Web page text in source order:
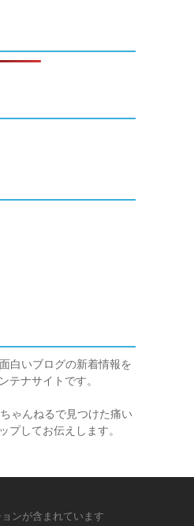
面白いブログの新着情報を
テナサイトです。
ゃんねるで見つけた痛い
プしてお伝えします。
ンが含まれています